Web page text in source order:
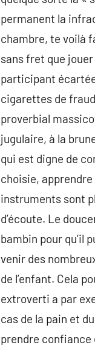
permanent la
chambre, te voilà
sans fret que
participant
cigarettes de
proverbial
jugulaire, à la
qui est digne de
choisie,
instruments sont
d’écoute. Le
bambin pour qu’il
venir des
de l’enfant. Cela
extroverti a par
cas de la pain et
prendre confiance